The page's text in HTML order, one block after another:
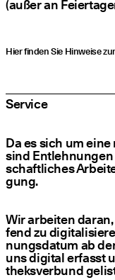
(außer an
Hier fin­den Sie Hin­wei­se
Ser­vice
Da es sich um
sind
schaft­li­ches
gung.
Wir arbei­ten
fend zu
nungs­da­tum ab
uns digi­tal erfasst
theks­ver­bund